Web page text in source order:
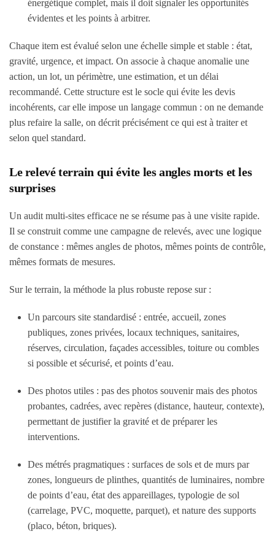
énergétique complet, mais il doit signaler les opportunités
évidentes et les points à arbitrer.
Chaque item est évalué selon une échelle simple et stable : état,
gravité, urgence, et impact. On associe à chaque anomalie une
action, un lot, un périmètre, une estimation, et un délai
recommandé. Cette structure est le socle qui évite les devis
incohérents, car elle impose un langage commun : on ne demande
plus refaire la salle, on décrit précisément ce qui est à traiter et
selon quel standard.
Le relevé terrain qui évite les angles morts et les
surprises
Un audit multi-sites efficace ne se résume pas à une visite rapide.
Il se construit comme une campagne de relevés, avec une logique
de constance : mêmes angles de photos, mêmes points de contrôle,
mêmes formats de mesures.
Sur le terrain, la méthode la plus robuste repose sur :
Un parcours site standardisé : entrée, accueil, zones
publiques, zones privées, locaux techniques, sanitaires,
réserves, circulation, façades accessibles, toiture ou combles
si possible et sécurisé, et points d’eau.
Des photos utiles : pas des photos souvenir mais des photos
probantes, cadrées, avec repères (distance, hauteur, contexte),
permettant de justifier la gravité et de préparer les
interventions.
Des métrés pragmatiques : surfaces de sols et de murs par
zones, longueurs de plinthes, quantités de luminaires, nombre
de points d’eau, état des appareillages, typologie de sol
(carrelage, PVC, moquette, parquet), et nature des supports
(placo, béton, briques).